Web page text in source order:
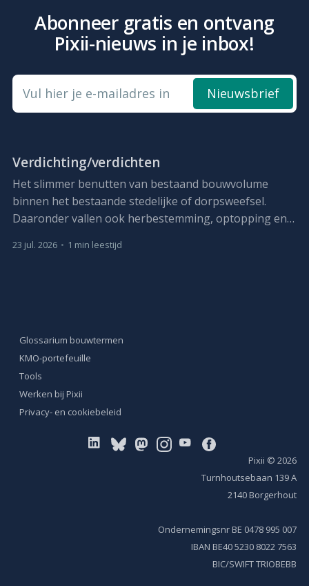
Abonneer gratis en ontvang
Pixii-nieuws in je inbox!
Vul hier je e-mailadres in Nieuwsbrief
Verdichting/verdichten
Het slimmer benutten van bestaand bouwvolume
binnen het bestaande stedelijke of dorpsweefsel.
Daaronder vallen ook herbestemming, optopping en,
23 jul. 2026 • 1 min leestijd
Glossarium bouwtermen
KMO-portefeuille
Tools
Werken bij Pixii
Privacy- en cookiebeleid
Pixii © 2026
Turnhoutsebaan 139 A
2140 Borgerhout
Ondernemingsnr BE 0478 995 007
IBAN BE40 5230 8022 7563
BIC/SWIFT TRIOBEBB